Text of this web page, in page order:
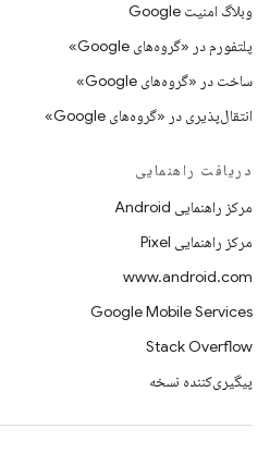
وبلاگ امنیت Google
پلتفورم در «گروه‌های Google»
ساخت در «گروه‌های Google»
انتقال‌پذیری در «گروه‌های Google»
دریافت راهنمایی
مرکز راهنمایی Android
مرکز راهنمایی Pixel
www.android.com
Google Mobile Services
Stack Overflow
پیگیری‌کننده نسخه